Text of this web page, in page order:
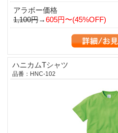
アラボー価格
1,100円→605円〜(45%OFF)
ハニカムTシャツ
品番：HNC-102